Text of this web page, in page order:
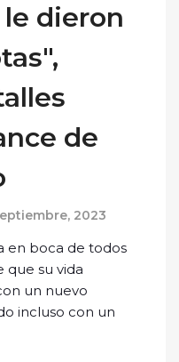
dieron
de
2023
en boca de todos
que su vida
un nuevo
incluso con un